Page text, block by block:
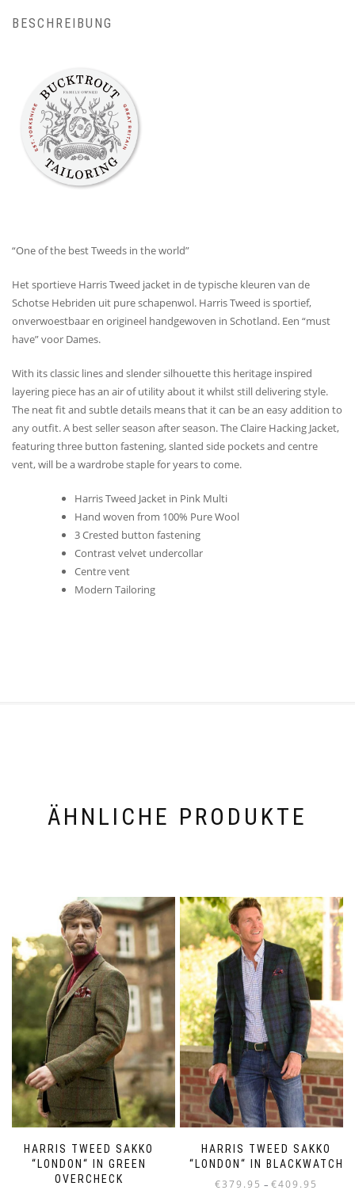
BESCHREIBUNG
“One of the best Tweeds in the world”
Het sportieve Harris Tweed jacket in de typische kleuren van de
Schotse Hebriden uit pure schapenwol. Harris Tweed is sportief,
onverwoestbaar en origineel handgewoven in Schotland. Een “must
have” voor Dames.
With its classic lines and slender silhouette this heritage inspired
layering piece has an air of utility about it whilst still delivering style.
The neat fit and subtle details means that it can be an easy addition to
any outfit. A best seller season after season. The Claire Hacking Jacket,
featuring three button fastening, slanted side pockets and centre
vent, will be a wardrobe staple for years to come.
Harris Tweed Jacket in Pink Multi
Hand woven from 100% Pure Wool
3 Crested button fastening
Contrast velvet undercollar
Centre vent
Modern Tailoring
ÄHNLICHE PRODUKTE
HARRIS TWEED SAKKO
“LONDON“ IN GREEN
OVERCHECK
HARRIS TWEED SAKKO
“LONDON“ IN BLACKWATCH
€379.95 – €409.95